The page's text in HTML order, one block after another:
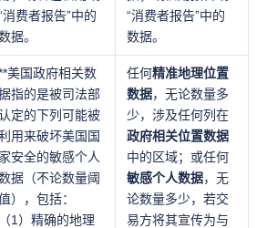
消费者报告”中的
据。
“消费者报告”中的
数据。
美国政府相关数
指的是被司法部
定的下列可能被
用来破坏美国国
家安全的敏感个人
据（不论数量阈
），包括：
（1）精确的地理
任何精准地理位置
数据，无论数量多
少，涉及任何列在
政府相关位置数据
中的区域；或任何
敏感个人数据，无
论数量多少，若交
易方将其宣传为与